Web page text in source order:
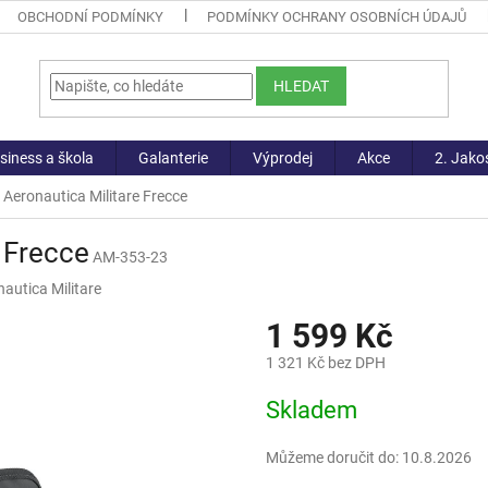
OBCHODNÍ PODMÍNKY PODMÍNKY OCHRANY OSOBNÍCH ÚDAJŮ
HLEDAT
a škola Galanterie Výprodej Akce 2.
Aeronautica Militare Frecce
AM-353-23
Militare
1 599 Kč
1 321 Kč bez DPH
cena:
Skladem
Můžeme doručit do: 10.8.2026